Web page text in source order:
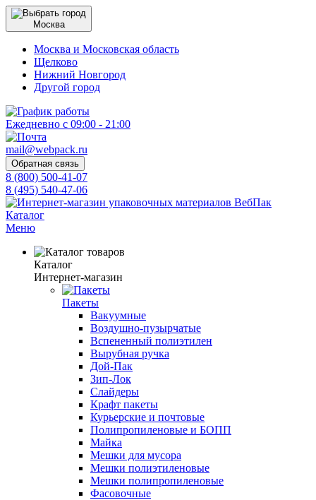
Москва
Москва и Московская область
Щелково
Нижний Новгород
Другой город
Ежедневно с 09:00 - 21:00
mail@webpack.ru
Обратная связь
8 (800) 500-41-07
8 (495) 540-47-06
Каталог
Меню
Каталог
Интернет-магазин
Пакеты
Вакуумные
Воздушно-пузырчатые
Вспененный полиэтилен
Вырубная ручка
Дой-Пак
Зип-Лок
Слайдеры
Крафт пакеты
Курьерские и почтовые
Полипропиленовые и БОПП
Майка
Мешки для мусора
Мешки полиэтиленовые
Мешки полипропиленовые
Фасовочные